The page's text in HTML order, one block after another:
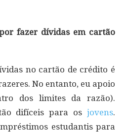
fazer dívidas em cartão
no cartão de crédito é
No entanto, eu apoio
dos limites da razão).
difíceis para os jovens.
estudantis para